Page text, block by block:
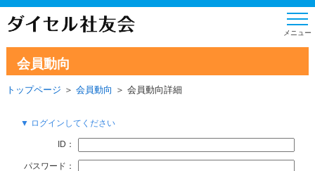
会員動向
トップページ ＞ 会員動向 ＞ 会員動向詳細
▼ ログインしてください
ID：
パスワード：